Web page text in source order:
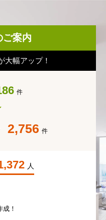
ご案内
大幅アップ！
件
2,756 件
人
！